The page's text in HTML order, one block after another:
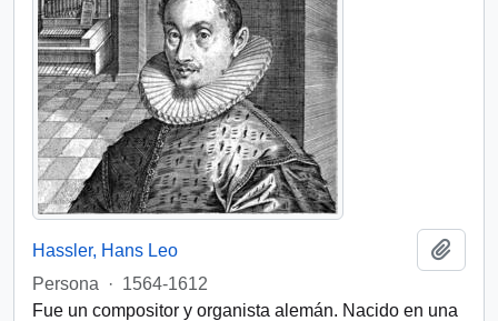
Hassler, Hans Leo
Persona
· 1564-1612
Fue un compositor y organista alemán. Nacido en una